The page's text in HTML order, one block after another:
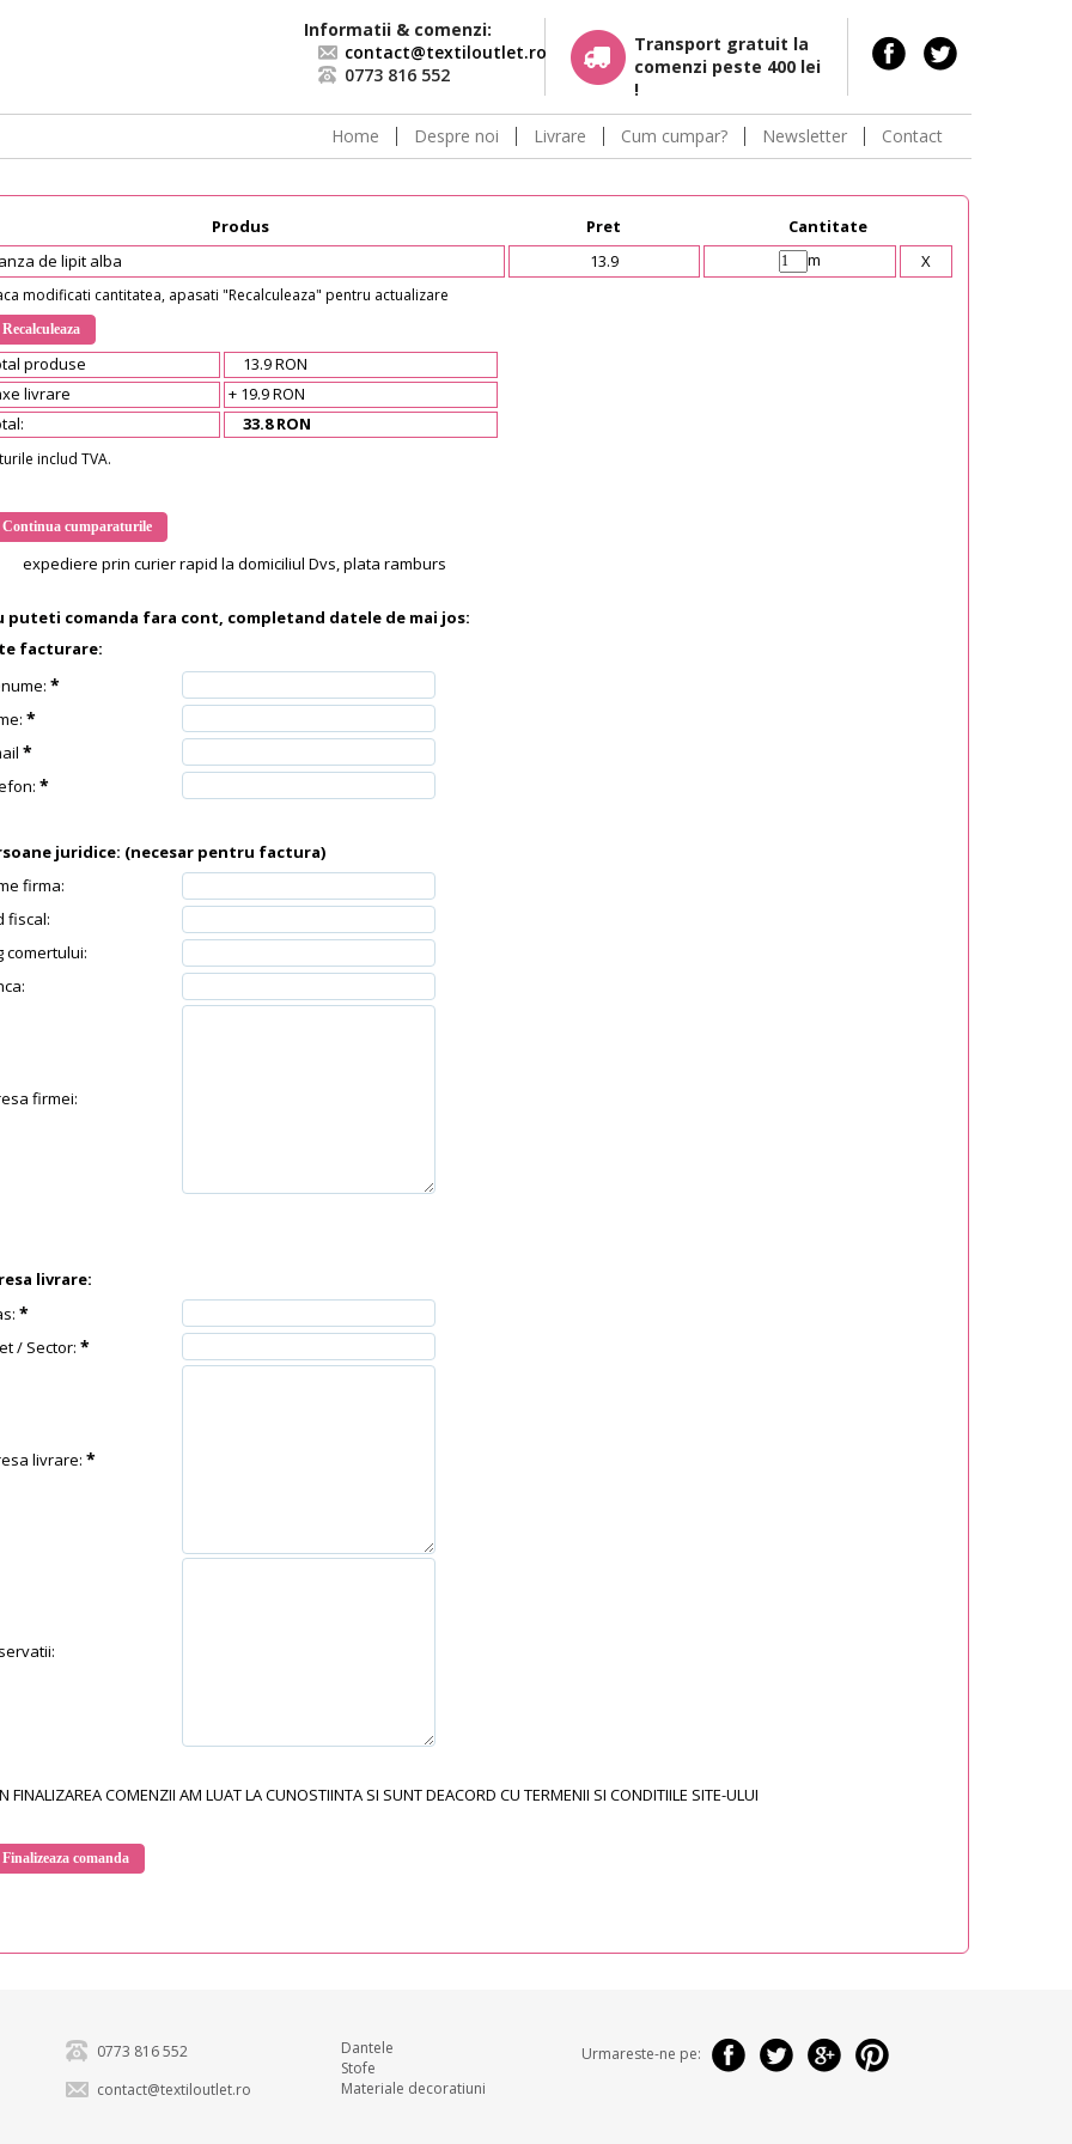
Transport gratuit la
comenzi peste 400 lei
!
Informatii & comenzi:
contact@textiloutlet.ro
0773 816 552
Home Despre noi Livrare Cum cumpar? Newsletter Contact
Produs Pret
Cantitate
de lipit alba 13.9 m X
modificati cantitatea, apasati "Recalculeaza" pentru actualizare
produse
13.9 RON
livrare
+ 19.9 RON
33.8 RON
includ TVA.
expediere prin curier rapid la domiciliul Dvs, plata ramburs
puteti comanda fara cont, completand datele de mai jos:
facturare:
*
*
*
*
juridice: (necesar pentru factura)
firma:
fiscal:
comertului:
firmei:
livrare:
*
/ Sector: *
livrare: *
FINALIZAREA COMENZII AM LUAT LA CUNOSTIINTA SI SUNT DEACORD CU TERMENII SI CONDITIILE SITE-ULUI
0773 816 552
contact@textiloutlet.ro
Dantele
Stofe
Materiale decoratiuni
Urmareste-ne pe: